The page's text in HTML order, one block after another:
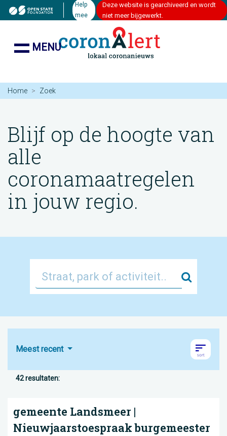
Help
mee
Deze website is gearchiveerd en wordt
niet meer bijgewerkt.
MENU
Home Zoek
Blijf op de hoogte van
alle
coronamaatregelen
in jouw regio.
Zoek
Meest recent
42 resultaten:
gemeente Landsmeer |
Nieuwjaarstoespraak burgemeester